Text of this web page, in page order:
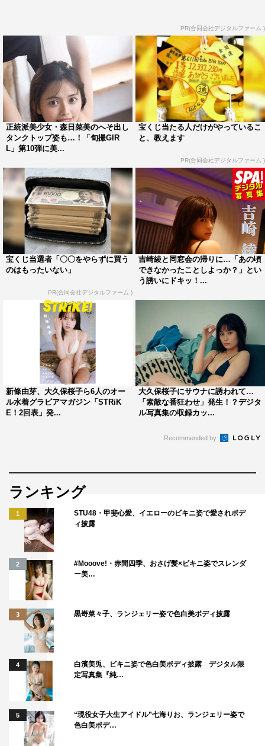
吉崎綾 ／ 撮影：桑島智輝
高校時代に仲が良かった彼女と5〜6年ぶりに連絡を取りあ
い、再会を果たすことに。カフェで待ち合わせしている
と、まさかのセーラー服姿で吉崎が登場する。「だって高
校の頃に戻った気持ちで会おうっていったじゃん」とつぶ
やく彼女にドキッとしながらも、予約していた居酒屋に移
動。
身分証明書の提示を求められながらも、無事に晩酌をする
ことができた2人は、生ビールで乾杯して昔話に花を咲か
せる。すると吉崎が突然手を差し出してきたので、条件反
射的に僕はその上に手を置くと「キミはやっぱ、犬みたい
だね」と言い放たれた。
挑発された気分になった僕は、彼女の手をぎゅっと握ると
「この後、あの頃できなかったことしよっか？」と誘われ
てしまう…。誌面では、“大人の寄り道”へと向かう2人の
行末が描かれていく。
吉崎綾 ／ 撮影：桑島智輝
本作のヒロインを演じた吉崎は「制服は普段、映像のお仕
事でしか着なかったのでいろんな意味で緊張しました
（笑）。ロングヘアーでのグラビアもレアなので、楽しか
ったです！ 久々のグラビアだったので、“自分の体を魅
せる”ということが難しく感じました」と明かす。
そして「グラビア復帰が決まって、体づくりから始めまし
た。見てくださった方が少しでも良いなと思ってくれたら
うれしいです！ マルチな活動がこれからもできるよう
に、全身全霊で頑張ります！！ 皆さんもぜひ応援してく
れるとうれしいです！ ついてきてください！」とコメン
トを寄せた。
PR(合同会社デジタルファーム )
正統派美少女・森日菜美のへそ出し
タンクトップ姿も…！「旬撮GIR
L」第10弾に美...
宝くじ当たる人だけがやっているこ
と、教えます
PR(合同会社デジタルファーム )
宝くじ当選者「〇〇をやらずに買う
のはもったいない」
PR(合同会社デジタルファーム )
吉崎綾と同窓会の帰りに…「あの頃
できなかったことしよっか？」とい
う誘いにドキッ！...
新條由芽、大久保桜子ら6人のオー
ル水着グラビアマガジン「STRiK
E！2回表」発...
大久保桜子にサウナに誘われて…
「素敵な番狂わせ」発生！？デジタ
ル写真集の収録カッ...
Recommended by
ランキング
1
STU48・甲斐心愛、イエローのビキニ姿で愛されボデ
ィ披露
2
#Mooove!・赤間四季、おさげ髪×ビキニ姿でスレンダ
ー美…
3 黒嵜菜々子、ランジェリー姿で色白美ボディ披露
4
白濱美兎、ビキニ姿で色白美ボディ披露 デジタル限
定写真集『純…
5
“現役女子大生アイドル”七海りお、ランジェリー姿で
色白美ボデ…